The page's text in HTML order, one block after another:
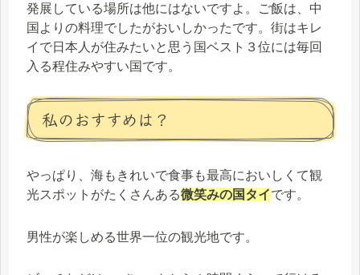
発展している場所は他にはないですよ。ご飯は、中
国よりの料理でしたがおいしかったです。街はキレ
イで日本人が住みたいと思う国ベスト３位には毎回
入る程住みやすい国です。
私のおすすめは？
やっぱり、海もきれいで食事も最高においしくて観
光スポットがたくさんある微笑みの国タイです。
男性が楽しめる世界一位の観光地です。